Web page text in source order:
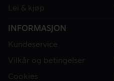
Lei & kjøp
INFORMASJON
Kundeservice
Vilkår og betingelser
Cookies